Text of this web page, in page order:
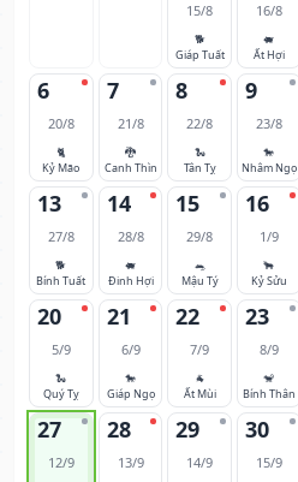
15/8
🐕
Giáp Tuất
16/8
🐖
Ất Hợi
6
20/8
🐈
Kỷ Mão
7
21/8
🐉
Canh Thìn
8
22/8
🐍
Tân Tỵ
9
23/8
🐎
Nhâm Ngọ
13
27/8
🐕
Bính Tuất
14
28/8
🐖
Đinh Hợi
15
29/8
🐀
Mậu Tý
16
1/9
🐂
Kỷ Sửu
20
5/9
🐍
Quý Tỵ
21
6/9
🐎
Giáp Ngọ
22
7/9
🐐
Ất Mùi
23
8/9
🐒
Bính Thân
27
12/9
28
13/9
29
14/9
30
15/9